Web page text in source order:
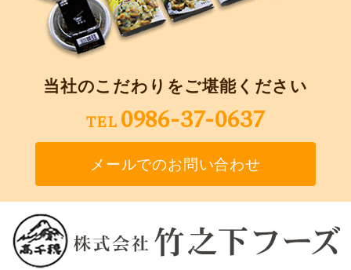
当社のこだわりをご堪能ください
TEL 0986-37-0637
メールでのお問い合わせ